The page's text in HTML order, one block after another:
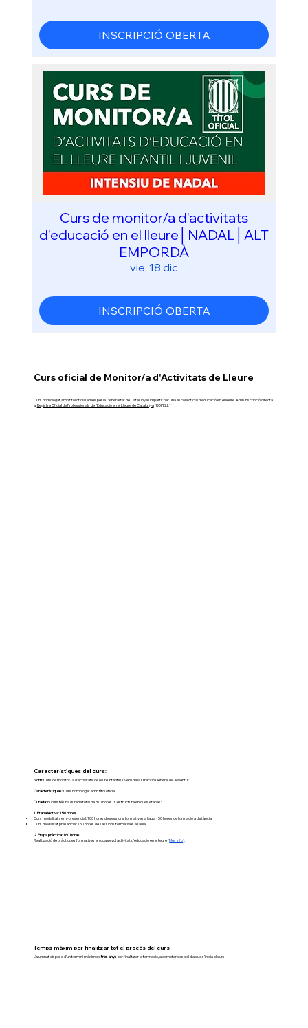
INSCRIPCIÓ OBERTA
Curs de monitor/a d'activitats
d'educació en el lleure│NADAL│ALT
EMPORDÀ
vie, 18 dic
INSCRIPCIÓ OBERTA
Curs oficial de Monitor/a d'Activitats de Lleure
Curs homologat amb títol oficial emès per la Generalitat de Catalunya i impartit per una escola oficial d'educació en el lleure. Amb inscripció directa
alRegistre Oficial de Professionals de l'Educació en el Lleure de Catalunya(ROPELL)
Característiques del curs:
Nom:Curs de monitor/a d’activitats de lleure infantil i juvenil de la Direcció General de Joventut
Característiques:Curs homologat amb títol oficial
Durada:El curs té una durada total de 310 hores i s’estructura en dues etapes:
1. Etapa lectiva: 150 hores
Curs modalitat semi-presencial: 100 hores de sessions formatives a l'aula i 50 hores de formació a distància.
Curs modalitat presencial: 150 hores de sessions formatives a l'aula
2. Etapa pràctica: 160 hores
Realització de pràctiques formatives en qualsevol activitat d'educació en el lleure (Més info).
Temps màxim per finalitzar tot el procés del curs
L’alumnat disposa d’un termini màxim detres anysper finalitzar la formació, a comptar des del dia que s’inicia el curs.